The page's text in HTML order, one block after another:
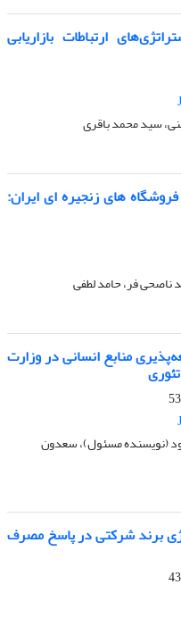
ارتباطات بازاریابی
سید محمد باقری
های زنجیره ای ایران:
فر، حامد لطفی
منابع انسانی در وزارت
(نویسنده مسئول)، سعدون
برند شرکتی در پاسخ مصرف